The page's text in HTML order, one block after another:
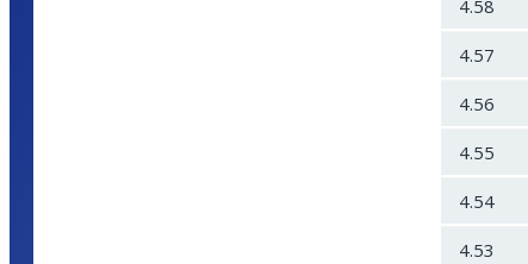
4.58
4.57
4.56
4.55
4.54
4.53